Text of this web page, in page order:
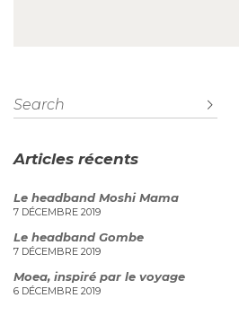
Articles récents
Le headband Moshi Mama
7 DÉCEMBRE 2019
Le headband Gombe
7 DÉCEMBRE 2019
Moea, inspiré par le voyage
6 DÉCEMBRE 2019